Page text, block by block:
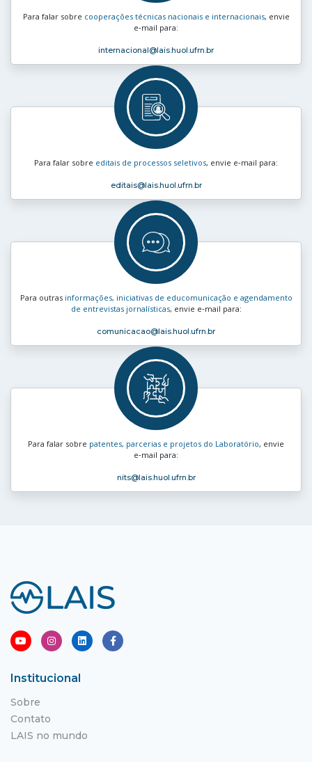
Para falar sobre cooperações técnicas nacionais e internacionais, envie
e‑mail para:
internacional@lais.huol.ufrn.br
Para falar sobre editais de processos seletivos, envie e‑mail para:
editais@lais.huol.ufrn.br
Para outras informações, iniciativas de educomunicação e agendamento
de entrevistas jornalísticas, envie e‑mail para:
comunicacao@lais.huol.ufrn.br
Para falar sobre patentes, parcerias e projetos do Laboratório, envie
e‑mail para:
nits@lais.huol.ufrn.br
Institucional
Sobre
Contato
LAIS no mundo